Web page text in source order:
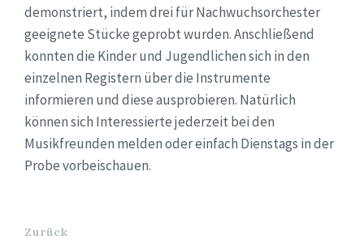
demonstriert, indem drei für Nachwuchsorchester
geeignete Stücke geprobt wurden. Anschließend
konnten die Kinder und Jugendlichen sich in den
einzelnen Registern über die Instrumente
informieren und diese ausprobieren. Natürlich
können sich Interessierte jederzeit bei den
Musikfreunden melden oder einfach Dienstags in der
Probe vorbeischauen.
Zurück